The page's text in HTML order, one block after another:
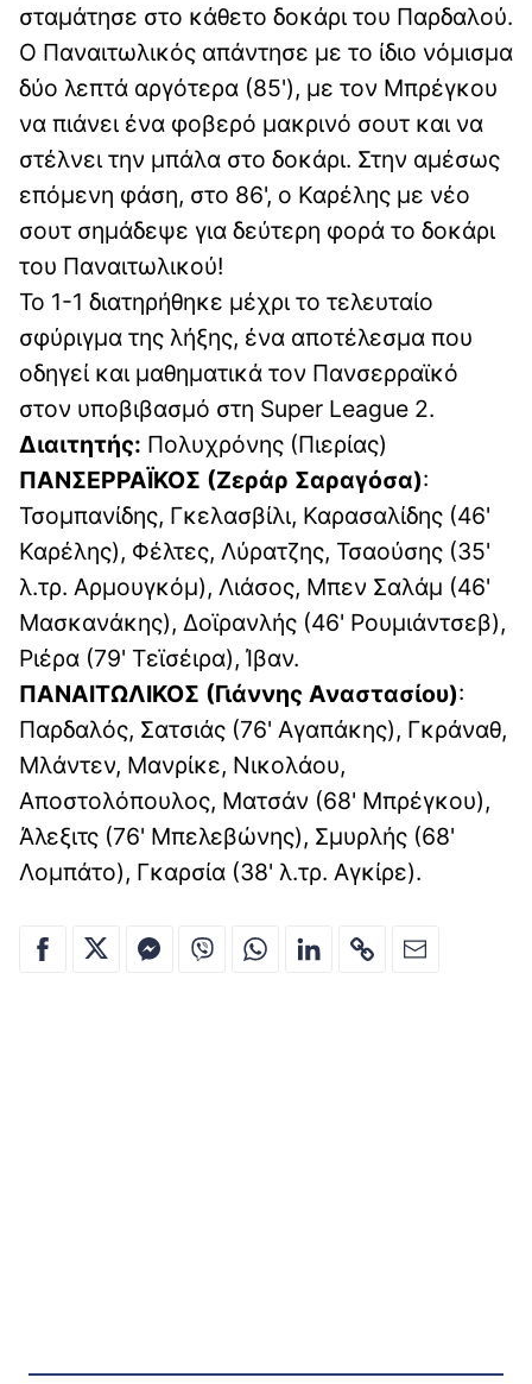
σταμάτησε στο κάθετο δοκάρι του Παρδαλού.
Ο Παναιτωλικός απάντησε με το ίδιο νόμισμα
δύο λεπτά αργότερα (85'), με τον Μπρέγκου
να πιάνει ένα φοβερό μακρινό σουτ και να
στέλνει την μπάλα στο δοκάρι. Στην αμέσως
επόμενη φάση, στο 86', ο Καρέλης με νέο
σουτ σημάδεψε για δεύτερη φορά το δοκάρι
του Παναιτωλικού!
Το 1-1 διατηρήθηκε μέχρι το τελευταίο
σφύριγμα της λήξης, ένα αποτέλεσμα που
οδηγεί και μαθηματικά τον Πανσερραϊκό
στον υποβιβασμό στη Super League 2.
Διαιτητής: Πολυχρόνης (Πιερίας)
ΠΑΝΣΕΡΡΑΪΚΟΣ (Ζεράρ Σαραγόσα):
Τσομπανίδης, Γκελασβίλι, Καρασαλίδης (46'
Καρέλης), Φέλτες, Λύρατζης, Τσαούσης (35'
λ.τρ. Αρμουγκόμ), Λιάσος, Μπεν Σαλάμ (46'
Μασκανάκης), Δοϊρανλής (46' Ρουμιάντσεβ),
Ριέρα (79' Τεϊσέιρα), Ίβαν.
ΠΑΝΑΙΤΩΛΙΚΟΣ (Γιάννης Αναστασίου):
Παρδαλός, Σατσιάς (76' Αγαπάκης), Γκράναθ,
Μλάντεν, Μανρίκε, Νικολάου,
Αποστολόπουλος, Ματσάν (68' Μπρέγκου),
Άλεξιτς (76' Μπελεβώνης), Σμυρλής (68'
Λομπάτο), Γκαρσία (38' λ.τρ. Αγκίρε).